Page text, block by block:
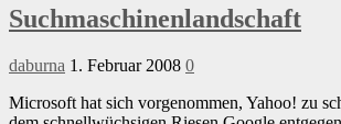
Suchmaschinenlandschaft
daburna 1. Februar 2008 0
Microsoft hat sich vorgenommen, Yahoo! zu